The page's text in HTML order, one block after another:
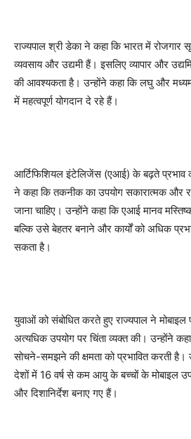
राज्यपाल श्री डेका ने कहा कि भारत में
व्यवसाय और उद्यमी हैं। इसलिए व्यापार और
की आवश्यकता है। उन्होंने कहा कि लघु और
में महत्वपूर्ण योगदान दे रहे हैं।
आर्टिफिशियल इंटेलिजेंस (एआई) के बढ़ते प्रभाव
ने कहा कि तकनीक का उपयोग सकारात्मक और
जाना चाहिए। उन्होंने कहा कि एआई मानव
बल्कि उसे बेहतर बनाने और कार्यों को अधिक
सकता है।
युवाओं को संबोधित करते हुए राज्यपाल ने
अत्यधिक उपयोग पर चिंता व्यक्त की। उन्होंने
सोचने-समझने की क्षमता को प्रभावित करती है।
देशों में 16 वर्ष से कम आयु के बच्चों के मोबाइल
और दिशानिर्देश बनाए गए हैं।